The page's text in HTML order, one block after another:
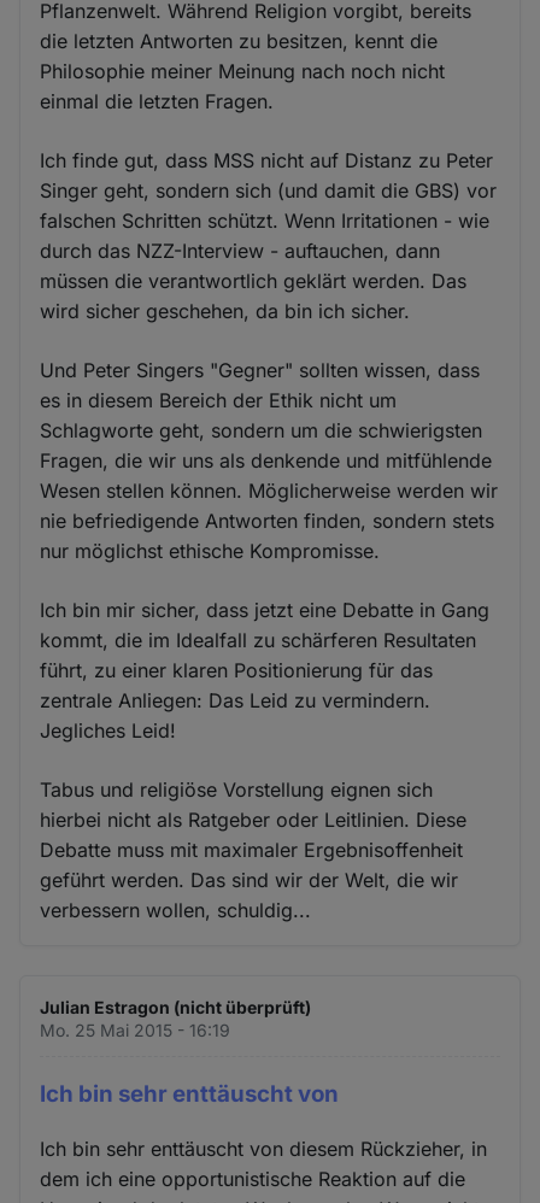
Pflanzenwelt. Während Religion vorgibt, bereits
die letzten Antworten zu besitzen, kennt die
Philosophie meiner Meinung nach noch nicht
einmal die letzten Fragen.
Ich finde gut, dass MSS nicht auf Distanz zu Peter
Singer geht, sondern sich (und damit die GBS) vor
falschen Schritten schützt. Wenn Irritationen - wie
durch das NZZ-Interview - auftauchen, dann
müssen die verantwortlich geklärt werden. Das
wird sicher geschehen, da bin ich sicher.
Und Peter Singers "Gegner" sollten wissen, dass
es in diesem Bereich der Ethik nicht um
Schlagworte geht, sondern um die schwierigsten
Fragen, die wir uns als denkende und mitfühlende
Wesen stellen können. Möglicherweise werden wir
nie befriedigende Antworten finden, sondern stets
nur möglichst ethische Kompromisse.
Ich bin mir sicher, dass jetzt eine Debatte in Gang
kommt, die im Idealfall zu schärferen Resultaten
führt, zu einer klaren Positionierung für das
zentrale Anliegen: Das Leid zu vermindern.
Jegliches Leid!
Tabus und religiöse Vorstellung eignen sich
hierbei nicht als Ratgeber oder Leitlinien. Diese
Debatte muss mit maximaler Ergebnisoffenheit
geführt werden. Das sind wir der Welt, die wir
verbessern wollen, schuldig...
Julian Estragon (nicht überprüft)
Mo. 25 Mai 2015 - 16:19
Ich bin sehr enttäuscht von
Ich bin sehr enttäuscht von diesem Rückzieher, in
dem ich eine opportunistische Reaktion auf die